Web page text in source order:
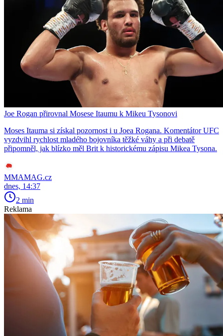
Joe Rogan přirovnal Mosese Itaumu k Mikeu Tysonovi
Moses Itauma si získal pozornost i u Joea Rogana. Komentátor UFC
vyzdvihl rychlost mladého bojovníka těžké váhy a při debatě
připomněl, jak blízko měl Brit k historickému zápisu Mikea Tysona.
MMAMAG.cz
dnes, 14:37
2 min
Reklama